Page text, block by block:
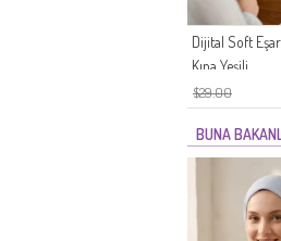
$29.00
Dijital Soft
Kına Yeşili
BUNA